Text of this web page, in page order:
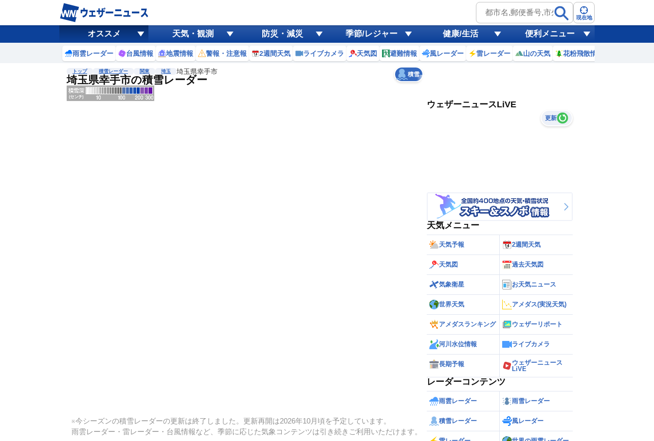
現在地
オススメ 天気・観測 防災・減災 季節/レジャー 健康/生活 便利メニュー
雨雲レーダー 台風情報 地震情報 警報・注意報 2週間天気 ライブカメラ 天気図 避難情報 風レーダー 雷レーダー 山の天気 花粉飛散情報
トップ 積雪レーダー 関東 埼玉 埼玉県幸手市
埼玉県幸手市の積雪レーダー 積雪
黄砂
天気 台風
※今シーズンの積雪レーダーの更新は終了しました。更新再開は2026年10月頃を予定しています。
雨雲レーダー・雷レーダー・台風情報など、季節に応じた気象コンテンツは引き続きご利用いただけます。
ウェザーニュースLiVE
更新
天気メニュー
天気予報 2週間天気
天気図 過去天気図
気象衛星 お天気ニュース
世界天気 アメダス(実況天気)
アメダスランキング ウェザーリポート
河川水位情報 ライブカメラ
長期予報
ウェザーニュース
LiVE
レーダーコンテンツ
雨雲レーダー 雨雪レーダー
積雪レーダー 風レーダー